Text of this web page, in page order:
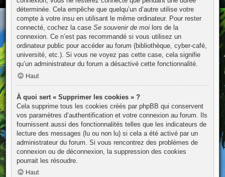
déterminée. Cela empêche que quelqu’un d’autre utilise votre
compte à votre insu en utilisant le même ordinateur. Pour rester
connecté, cochez la case Se souvenir de moilors de la
connexion. Ce n’est pas recommandé si vous utilisez un
ordinateur public pour accéder au forum (bibliothèque, cyber-café,
université, etc.). Si vous ne voyez pas cette case, cela signifie
qu’un administrateur du forum a désactivé cette fonctionnalité.
Haut
À quoi sert « Supprimer les cookies » ?
Cela supprime tous les cookies créés par phpBB qui conservent
vos paramètres d’authentification et votre connexion au forum. Ils
fournissent aussi des fonctionnalités telles que les indicateurs de
lecture des messages (lu ou non lu) si cela a été activé par un
administrateur du forum. Si vous rencontrez des problèmes de
connexion ou de déconnexion, la suppression des cookies
pourrait les résoudre.
Haut